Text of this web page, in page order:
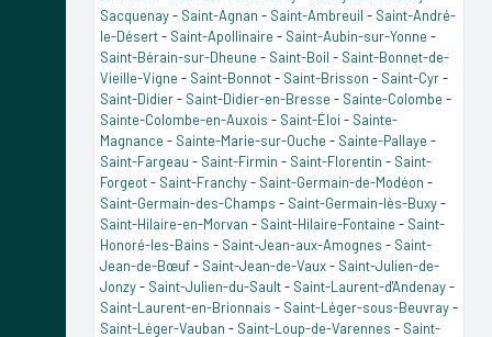
Sacquenay- Saint-Agnan - Saint-Ambreuil - Saint-André-
le-Désert- Saint-Apollinaire - Saint-Aubin-sur-Yonne -
Saint-Bérain-sur-Dheune - Saint-Boil - Saint-Bonnet-de-
Vieille-Vigne - Saint-Bonnot- Saint-Brisson - Saint-Cyr-
Saint-Didier- Saint-Didier-en-Bresse - Sainte-Colombe -
Sainte-Colombe-en-Auxois - Saint-Éloi - Sainte-
Magnance - Sainte-Marie-sur-Ouche - Sainte-Pallaye -
Saint-Fargeau - Saint-Firmin - Saint-Florentin - Saint-
Forgeot- Saint-Franchy- Saint-Germain-de-Modéon -
Saint-Germain-des-Champs - Saint-Germain-lès-Buxy-
Saint-Hilaire-en-Morvan - Saint-Hilaire-Fontaine - Saint-
Honoré-les-Bains - Saint-Jean-aux-Amognes - Saint-
Jean-de-Bœuf- Saint-Jean-de-Vaux- Saint-Julien-de-
Jonzy- Saint-Julien-du-Sault- Saint-Laurent-d'Andenay-
Saint-Laurent-en-Brionnais - Saint-Léger-sous-Beuvray-
Saint-Léger-Vauban - Saint-Loup-de-Varennes - Saint-